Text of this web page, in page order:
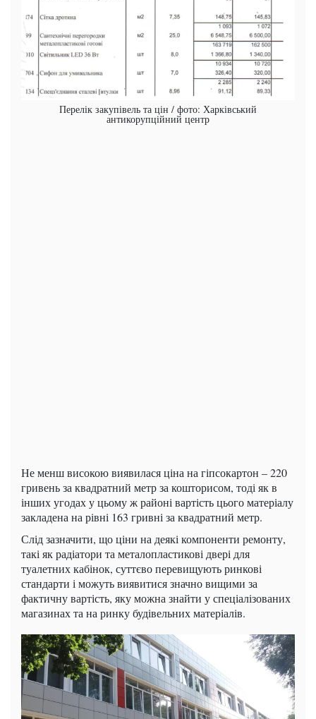
Перелік закупівель та цін / фото: Харківський
антикорупційний центр
Не менш високою виявилася ціна на гіпсокартон – 220
гривень за квадратний метр за кошторисом, тоді як в
інших угодах у цьому ж районі вартість цього матеріалу
закладена на рівні 163 гривні за квадратний метр.
Слід зазначити, що ціни на деякі компоненти ремонту,
такі як радіатори та металопластикові двері для
туалетних кабінок, суттєво перевищують ринкові
стандарти і можуть виявитися значно вищими за
фактичну вартість, яку можна знайти у спеціалізованих
магазинах та на ринку будівельних матеріалів.